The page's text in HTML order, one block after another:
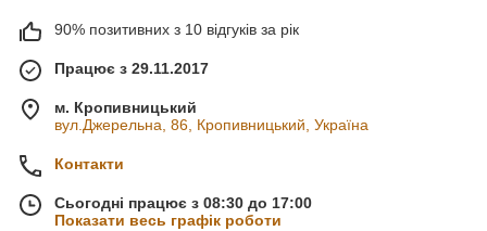
90% позитивних з 10 відгуків за рік
Працює з 29.11.2017
м. Кропивницький
вул.Джерельна, 86, Кропивницький, Україна
Контакти
Сьогодні працює з 08:30 до 17:00
Показати весь графік роботи